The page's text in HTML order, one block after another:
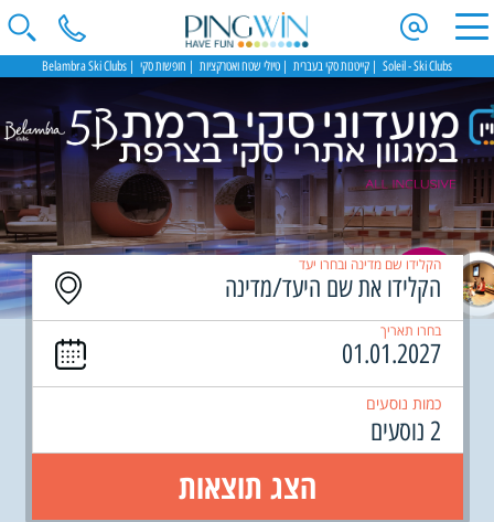
Soleil - Ski Clubs קייטנות סקי בעברית טיולי שטח ואטרקציות חופשות סקי Belambra Ski Clubs
הקלידו שם מדינה ובחרו יעד
בחרו תאריך
כמות נוסעים
2 נוסעים
הצג תוצאות